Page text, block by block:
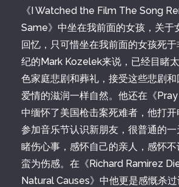
《I Watched the Film The Song
Same》中坐在我前面的女孩，关于
回忆，只可惜坐在我前面的女孩死
纪的Mark Kozelek来说，已经目睹
色家庭悲剧和葬礼，接受这些悲剧
爱情的滋润一样自然。他还在《
中缅怀了美国枪击案死难者，他打开
参加音乐节认识新朋友，很普通的一
睹伤心事，感怀自己的亲人，感怀不
蛮为伤感。在《Richard Ramirez
Natural Causes》中他更是感慨杀